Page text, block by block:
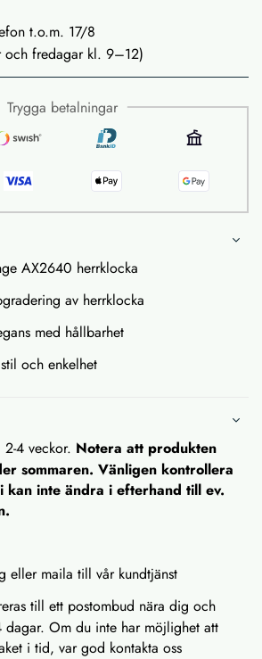
t.o.m. 17/8
och fredagar kl. 9–12)
Trygga betalningar
AX2640 herrklocka
av herrklocka
med hållbarhet
och enkelhet
2-4 veckor. Notera att produkten
sommaren. Vänligen kontrollera
kan inte ändra i efterhand till ev.
eller maila till vår kundtjänst
till ett postombud nära dig och
dagar. Om du inte har möjlighet att
i tid, var god kontakta oss